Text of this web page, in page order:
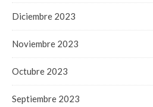
Diciembre 2023
Noviembre 2023
Octubre 2023
Septiembre 2023